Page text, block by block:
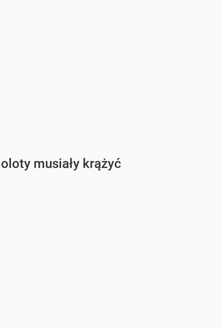
musiały krążyć